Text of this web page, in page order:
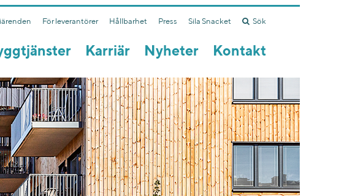
För leverantörer Hållbarhet Press Sila Snacket Sök
Karriär Nyheter Kontakt